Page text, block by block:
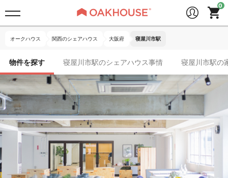
オークハウス 関西のシェアハウス 大阪府 寝屋川市駅
物件を探す 寝屋川市駅のシェアハウス事情 寝屋川市駅の